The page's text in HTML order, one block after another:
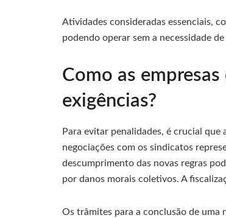
Atividades consideradas essenciais,
podendo operar sem a necessidade
Como as
exigências?
Para evitar penalidades, é crucial
negociações com os sindicatos
descumprimento das novas regras
por danos morais coletivos. A
Os trâmites para a conclusão de uma